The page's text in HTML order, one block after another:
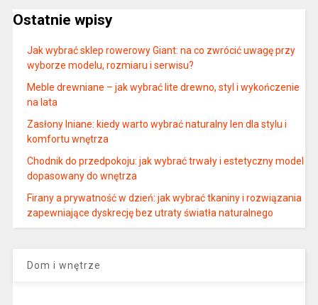
Ostatnie wpisy
Jak wybrać sklep rowerowy Giant: na co zwrócić uwagę przy
wyborze modelu, rozmiaru i serwisu?
Meble drewniane – jak wybrać lite drewno, styl i wykończenie
na lata
Zasłony lniane: kiedy warto wybrać naturalny len dla stylu i
komfortu wnętrza
Chodnik do przedpokoju: jak wybrać trwały i estetyczny model
dopasowany do wnętrza
Firany a prywatność w dzień: jak wybrać tkaniny i rozwiązania
zapewniające dyskrecję bez utraty światła naturalnego
Dom i wnętrze